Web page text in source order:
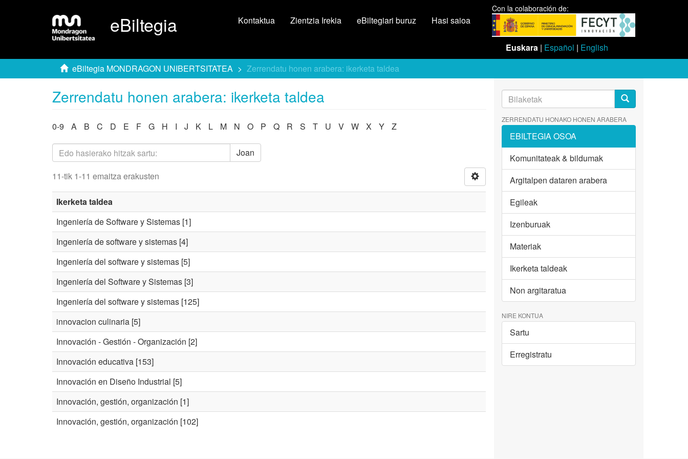
eBiltegia
Con la colaboración de:
Euskara | Español | English
Kontaktua Zientzia Irekia eBiltegiari buruz Hasi saioa
eBiltegia MONDRAGON UNIBERTSITATEA Zerrendatu honen arabera: ikerketa taldea
Zerrendatu honen arabera: ikerketa taldea
0-9 A B C D E F G H I J K L M N O P Q R S T U V W X Y Z
Joan
11-tik 1-11 emaitza erakusten
Ikerketa taldea
Ingeniería de Software y Sistemas [1]
Ingeniería de software y sistemas [4]
Ingeniería del software y sistemas [5]
Ingeniería del Software y Sistemas [3]
Ingeniería del software y sistemas [125]
innovacion culinaria [5]
Innovación - Gestión - Organización [2]
Innovación educativa [153]
Innovación en Diseño Industrial [5]
Innovación, gestión, organización [1]
Innovación, gestión, organización [102]
ZERRENDATU HONAKO HONEN ARABERA
EBILTEGIA OSOA
Komunitateak & bildumak
Argitalpen dataren arabera
Egileak
Izenburuak
Materiak
Ikerketa taldeak
Non argitaratua
NIRE KONTUA
Sartu
Erregistratu